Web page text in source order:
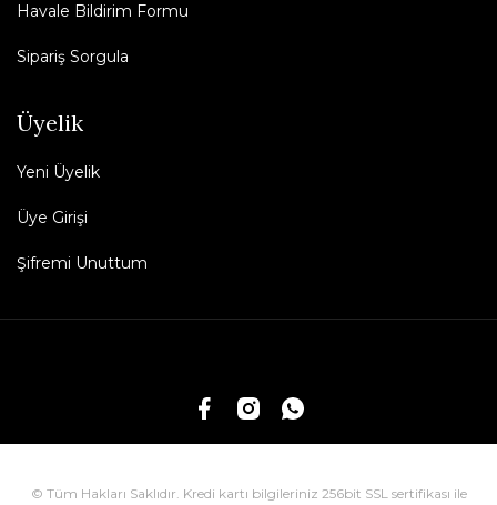
Havale Bildirim Formu
Sipariş Sorgula
Üyelik
Yeni Üyelik
Üye Girişi
Şifremi Unuttum
© Tüm Hakları Saklıdır. Kredi kartı bilgileriniz 256bit SSL sertifikası ile